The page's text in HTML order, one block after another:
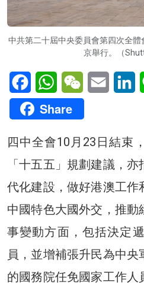
中共第二十屆中央委員會第四次全
京舉行。（
FacebookWhatsAppWeChatEmail
Share
四中全會10月23日結束
「十五五」規劃建議，
代化建設，做好港澳工作
中國特色大國外交，推動
事變動方面，包括決定
員，並增補張升民為中
的國務院任免國家工作